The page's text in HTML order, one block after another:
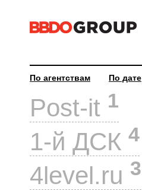
По агентствам По дате
Post-it 1
1-й ДСК 4
4level.ru 3